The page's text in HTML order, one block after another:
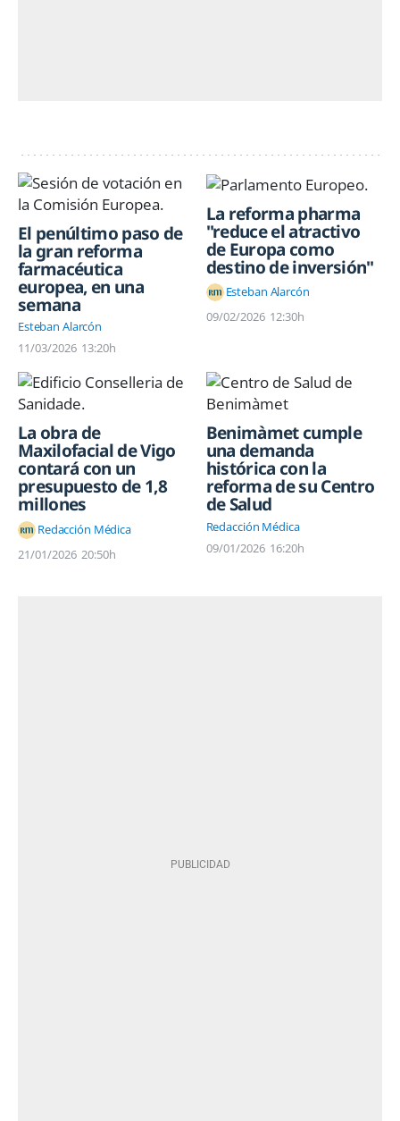
El penúltimo paso de
la gran reforma
farmacéutica
europea, en una
semana
Esteban Alarcón
11/03/2026 13:20h
La reforma pharma
"reduce el atractivo
de Europa como
destino de inversión"
Esteban Alarcón
09/02/2026 12:30h
La obra de
Maxilofacial de Vigo
contará con un
presupuesto de 1,8
millones
Redacción Médica
21/01/2026 20:50h
Benimàmet cumple
una demanda
histórica con la
reforma de su Centro
de Salud
Redacción Médica
09/01/2026 16:20h